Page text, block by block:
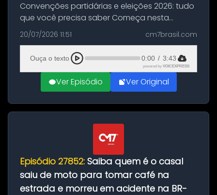
Convenções partidárias e eleições 2026: tudo
que você precisa saber Começa nesta
segunda-feira e vai até 5 de agosto o prazo
para que partidos políticos e federações
partidárias realizem suas convençõ...
20/07/2026 11:51 cm7brasil.com
Ouça o texto 0:00 / 3:43
powered by VOICEXPRESS
Ver Episódio Ver Original
Episódio 27852: Saiba quem é o casal
saiu de moto para tomar café na
estrada e morreu em acidente na BR-